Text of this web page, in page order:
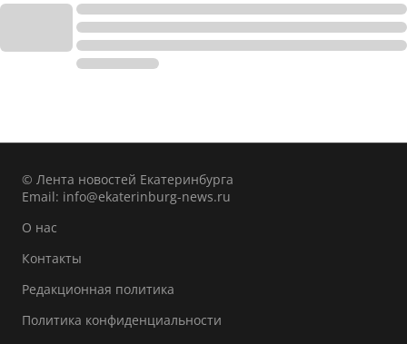
© Лента новостей Екатеринбурга
Email: info@ekaterinburg-news.ru
О нас
Контакты
Редакционная политика
Политика конфиденциальности